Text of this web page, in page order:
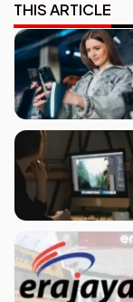
THIS ARTICLE